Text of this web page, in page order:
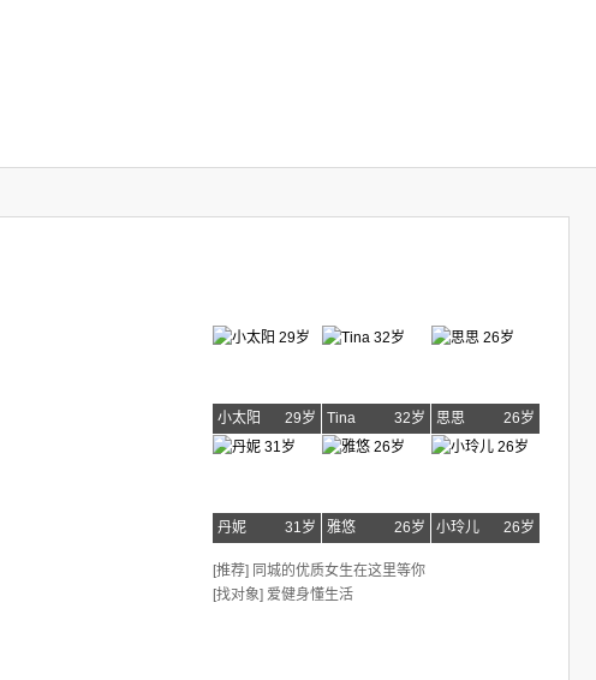
小太阳 29岁 Tina 32岁 思思 26岁
丹妮 31岁 雅悠 26岁 小玲儿 26岁
[推荐] 同城的优质女生在这里等你
[找对象] 爱健身懂生活